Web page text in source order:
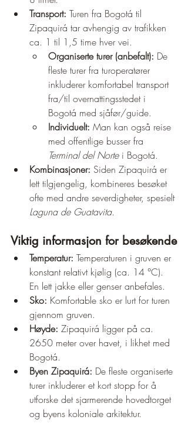
Transport: Turen fra Bogotá til
Zipaquirá tar avhengig av trafikken
ca. 1 til 1,5 time hver vei.
Organiserte turer (anbefalt): De
fleste turer fra turoperatører
inkluderer komfortabel transport
fra/til overnattingsstedet i
Bogotá med sjåfør/guide.
Individuelt: Man kan også reise
med offentlige busser fra
Terminal del Norte i Bogotá.
Kombinasjoner: Siden Zipaquirá er
lett tilgjengelig, kombineres besøket
ofte med andre severdigheter, spesielt
Laguna de Guatavita.
Viktig informasjon for besøkende
Temperatur: Temperaturen i gruven er
konstant relativt kjølig (ca. 14 °C).
En lett jakke eller genser anbefales.
Sko: Komfortable sko er lurt for turen
gjennom gruven.
Høyde: Zipaquirá ligger på ca.
2650 meter over havet, i likhet med
Bogotá.
Byen Zipaquirá: De fleste organiserte
turer inkluderer et kort stopp for å
utforske det sjarmerende hovedtorget
og byens koloniale arkitektur.